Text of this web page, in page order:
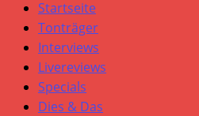
Startseite
Tonträger
Interviews
Livereviews
Specials
Dies & Das